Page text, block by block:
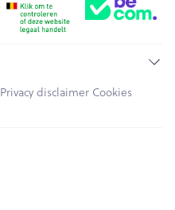
Privacy disclaimer Cookies